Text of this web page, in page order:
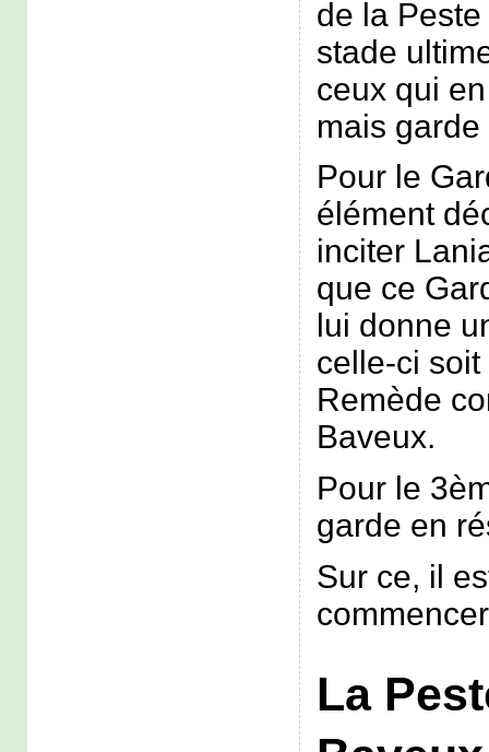
de la
stade
ceux qui
mais
Pour le
élément
inciter
que ce
lui donne
celle-ci
Remède
Baveux.
Pour le
garde en
Sur ce, il
La